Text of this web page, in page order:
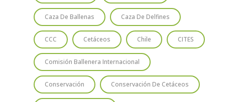
Caza De Ballenas Caza De Delfines
CCC Cetáceos Chile CITES
Comisión Ballenera Internacional
Conservación Conservación De Cetáceos